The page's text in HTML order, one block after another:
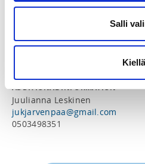
Salli
Kiellä
Uinti
PRICE
ADDITIONAL INFORMATION
Juulianna Leskinen
jukjarvenpaa@gmail.com
0503498351